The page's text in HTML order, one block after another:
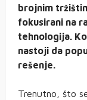
brojnim
fokusirani na
tehnologija.
nastoji da
rešenje.
Trenutno, što